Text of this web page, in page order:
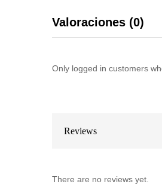
Valoraciones (0)
Only logged in customers
Reviews
There are no reviews yet.